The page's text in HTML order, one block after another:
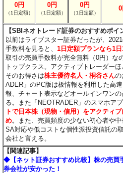
0円
（1日定額）
0円
（1日定額）
0円
（1日定額）
0
【SBIネオトレード証券のおすすめポイ
以前はライブスター証券だったが、
手数料を見ると、1日定額プランなら1
取引の売買手数料が完全無料（0円）な
トップクラス。アクティブトレーダー
そのお得さは株主優待名人・桐谷さんの
ADER」のPC版は板情報を利用した高
報、チャート表示などオールインワン
る。また「NEOTRADER」のスマホア
トで日本株（現物・信用）をアクティ
め。また、売買頻度の少ない初心者や
SA対応や低コストな個性派投資信託の
会社と言える。
【関連記事】
◆【ネット証券おすすめ比較】株の売買
券会社が安かった！